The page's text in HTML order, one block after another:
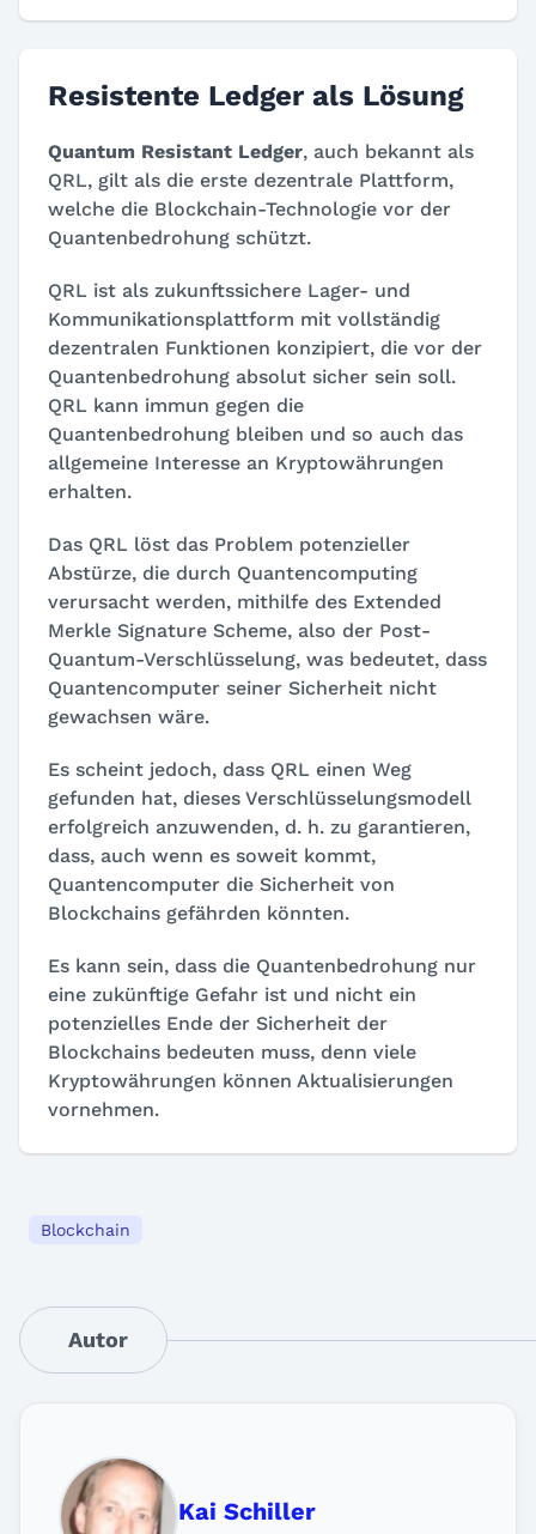
Resistente Ledger als Lösung
Quantum Resistant Ledger, auch bekannt als
QRL, gilt als die erste dezentrale Plattform,
welche die Blockchain-Technologie vor der
Quantenbedrohung schützt.
QRL ist als zukunftssichere Lager- und
Kommunikationsplattform mit vollständig
dezentralen Funktionen konzipiert, die vor der
Quantenbedrohung absolut sicher sein soll.
QRL kann immun gegen die
Quantenbedrohung bleiben und so auch das
allgemeine Interesse an Kryptowährungen
erhalten.
Das QRL löst das Problem potenzieller
Abstürze, die durch Quantencomputing
verursacht werden, mithilfe des Extended
Merkle Signature Scheme, also der Post-
Quantum-Verschlüsselung, was bedeutet, dass
Quantencomputer seiner Sicherheit nicht
gewachsen wäre.
Es scheint jedoch, dass QRL einen Weg
gefunden hat, dieses Verschlüsselungsmodell
erfolgreich anzuwenden, d. h. zu garantieren,
dass, auch wenn es soweit kommt,
Quantencomputer die Sicherheit von
Blockchains gefährden könnten.
Es kann sein, dass die Quantenbedrohung nur
eine zukünftige Gefahr ist und nicht ein
potenzielles Ende der Sicherheit der
Blockchains bedeuten muss, denn viele
Kryptowährungen können Aktualisierungen
vornehmen.
Blockchain
Autor
Kai Schiller